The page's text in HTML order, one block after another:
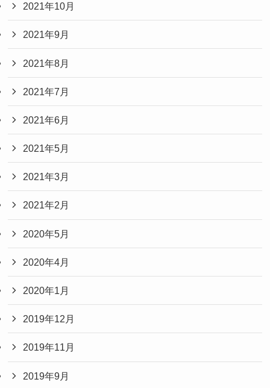
2021年10月
2021年9月
2021年8月
2021年7月
2021年6月
2021年5月
2021年3月
2021年2月
2020年5月
2020年4月
2020年1月
2019年12月
2019年11月
2019年9月